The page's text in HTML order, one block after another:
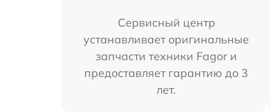
Сервисный центр
устанавливает оригинальные
запчасти техники Fagor и
предоставляет гарантию до 3
лет.